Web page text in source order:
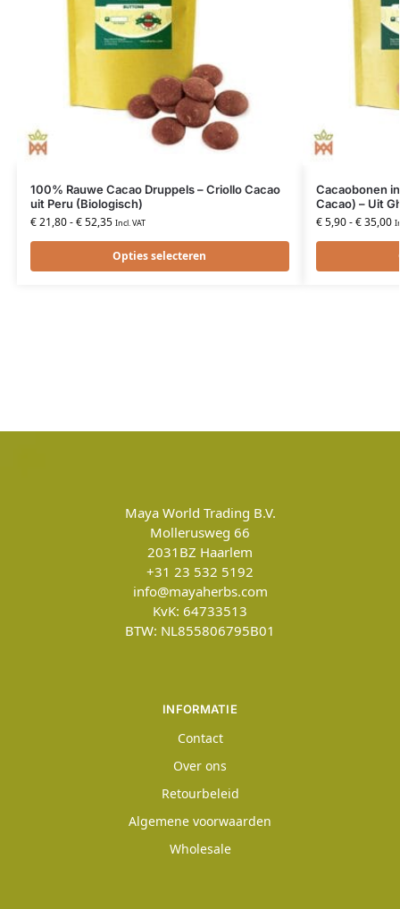
100% Rauwe Cacao Druppels – Criollo Cacao
uit Peru (Biologisch)
€21,80-€52,35 Incl. VAT
Opties selecteren
Cacaobonen
Cacao) – Uit
€5,90-€35,00
Maya World Trading B.V.
Mollerusweg 66
2031BZ Haarlem
+31 23 532 5192
info@mayaherbs.com
KvK: 64733513
BTW: NL855806795B01
INFORMATIE
Contact
Over ons
Retourbeleid
Algemene voorwaarden
Wholesale